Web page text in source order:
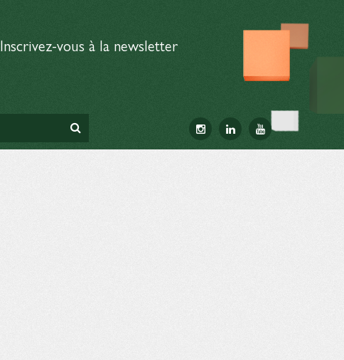
Inscrivez-vous à la newsletter